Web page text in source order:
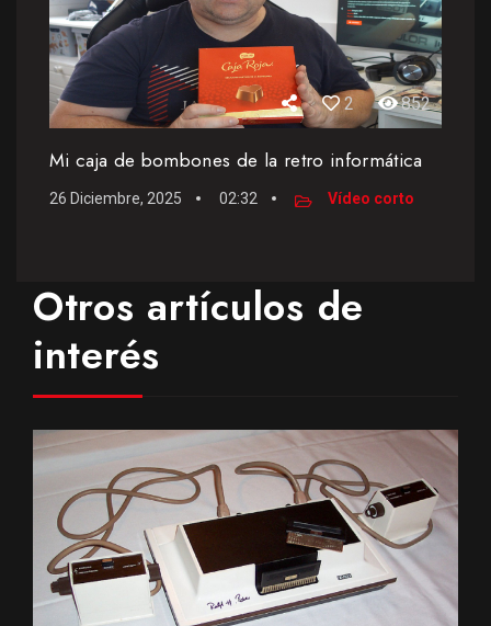
2 852
Mi caja de bombones de la retro informática
26 Diciembre, 2025 02:32 Vídeo corto
Otros artículos de
interés